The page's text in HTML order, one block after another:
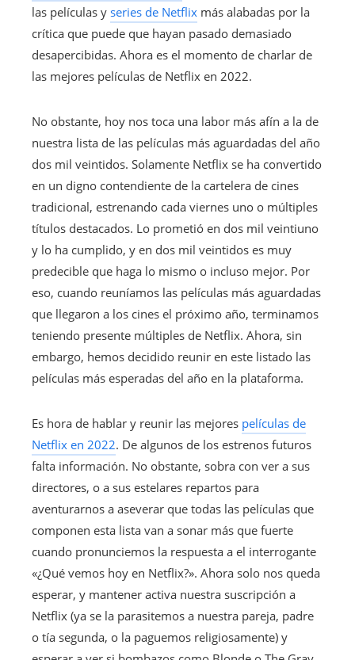
las películas y series de Netflix más alabadas por la
crítica que puede que hayan pasado demasiado
desapercibidas. Ahora es el momento de charlar de
las mejores películas de Netflix en 2022.
No obstante, hoy nos toca una labor más afín a la de
nuestra lista de las películas más aguardadas del año
dos mil veintidos. Solamente Netflix se ha convertido
en un digno contendiente de la cartelera de cines
tradicional, estrenando cada viernes uno o múltiples
títulos destacados. Lo prometió en dos mil veintiuno
y lo ha cumplido, y en dos mil veintidos es muy
predecible que haga lo mismo o incluso mejor. Por
eso, cuando reuníamos las películas más aguardadas
que llegaron a los cines el próximo año, terminamos
teniendo presente múltiples de Netflix. Ahora, sin
embargo, hemos decidido reunir en este listado las
películas más esperadas del año en la plataforma.
Es hora de hablar y reunir las mejores películas de
Netflix en 2022. De algunos de los estrenos futuros
falta información. No obstante, sobra con ver a sus
directores, o a sus estelares repartos para
aventurarnos a aseverar que todas las películas que
componen esta lista van a sonar más que fuerte
cuando pronunciemos la respuesta a el interrogante
«¿Qué vemos hoy en Netflix?». Ahora solo nos queda
esperar, y mantener activa nuestra suscripción a
Netflix (ya se la parasitemos a nuestra pareja, padre
o tía segunda, o la paguemos religiosamente) y